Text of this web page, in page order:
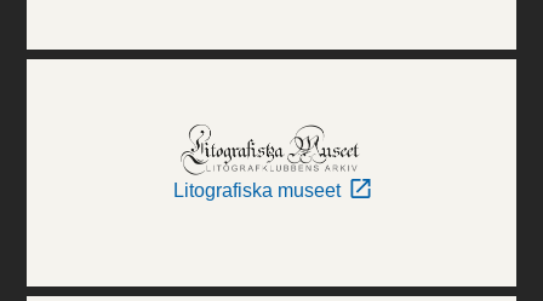
Litografiska museet